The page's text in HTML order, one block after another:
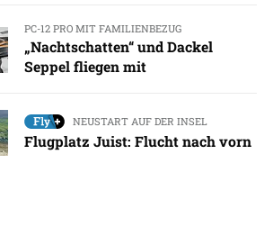
PC-12 PRO MIT FAMILIENBEZUG
„Nachtschatten“ und Dackel
Seppel fliegen mit
NEUSTART AUF DER INSEL
Flugplatz Juist: Flucht nach vorn